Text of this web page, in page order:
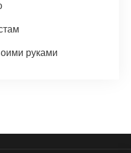
руками